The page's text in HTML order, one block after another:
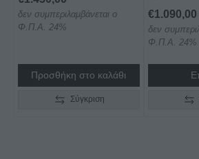
δεν συμπεριλαμβάνεται ο
Φ.Π.Α. 24%
Προσθήκη στο καλάθι
Σύγκριση
€1.090,00
δεν
Φ.Π.Α. 24%